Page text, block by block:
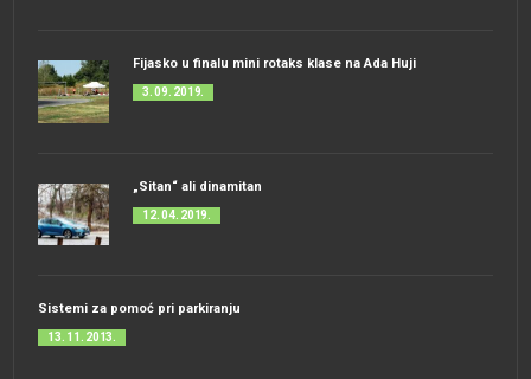
Fijasko u finalu mini rotaks klase na Ada Huji
3. 09. 2019.
„Sitan“ ali dinamitan
12. 04. 2019.
Sistemi za pomoć pri parkiranju
13. 11. 2013.